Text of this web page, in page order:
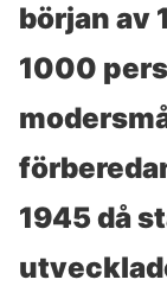
början av
1000
1945 då